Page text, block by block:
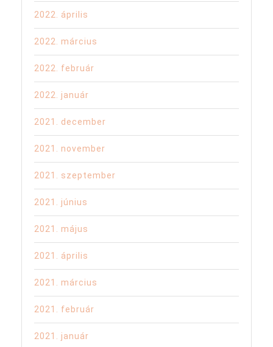
2022. április
2022. március
2022. február
2022. január
2021. december
2021. november
2021. szeptember
2021. június
2021. május
2021. április
2021. március
2021. február
2021. január